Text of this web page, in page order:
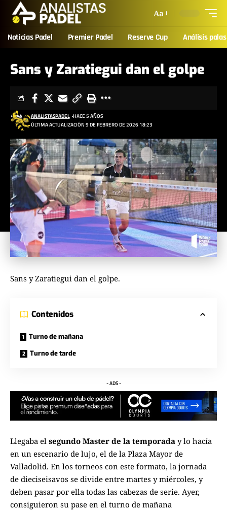
Aa
Noticias Padel Premier Padel Reserve Cup Análisis palas
Sans y Zaratiegui dan el golpe
ÚLTIMA ACTUALIZACIÓN 9 DE FEBRERO DE 2026 18:23
ANALISTASPADEL HACE 5 AÑOS
Sans y Zaratiegui dan el golpe.
Contenidos
Turno de mañana
Turno de tarde
- ADS -
Llegaba el segundo Master de la temporada y lo hacía
en un escenario de lujo, el de la Plaza Mayor de
Valladolid. En los torneos con este formato, la jornada
de dieciseisavos se divide entre martes y miércoles, y
deben pasar por ella todas las cabezas de serie. Ayer,
consiguieron su pase en el turno de mañana